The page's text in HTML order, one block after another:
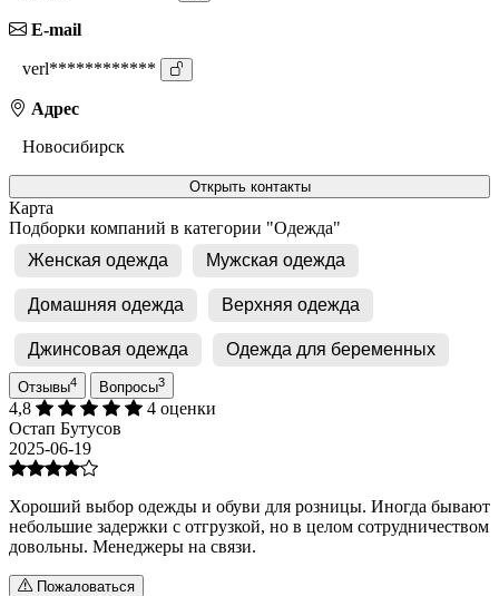
E-mail
verl************
Адрес
Новосибирск
Открыть контакты
Карта
Подборки компаний в категории "Одежда"
Женская одежда
Мужская одежда
Домашняя одежда Верхняя одежда
Джинсовая одежда Одежда для беременных
Отзывы4 Вопросы3
4,8
4 оценки
Остап Бутусов
2025-06-19
Хороший выбор одежды и обуви для розницы. Иногда бывают
небольшие задержки с отгрузкой, но в целом сотрудничеством
довольны. Менеджеры на связи.
Пожаловаться